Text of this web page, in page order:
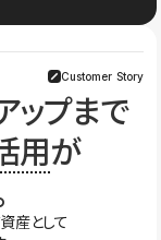
Customer Story
ップまで
用が
産として